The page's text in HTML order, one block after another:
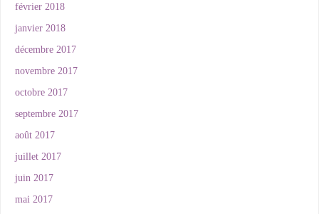
février 2018
janvier 2018
décembre 2017
novembre 2017
octobre 2017
septembre 2017
août 2017
juillet 2017
juin 2017
mai 2017